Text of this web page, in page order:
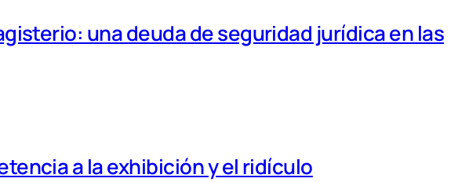
una deuda de seguridad jurídica en las
a la exhibición y el ridículo